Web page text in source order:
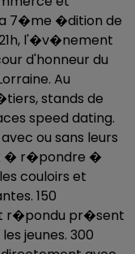
7�me �dition de
l'�v�nement
d'honneur du
Au
stands de
speed dating.
ou sans leurs
� r�pondre �
couloirs et
150
r�pondu pr�sent
jeunes. 300